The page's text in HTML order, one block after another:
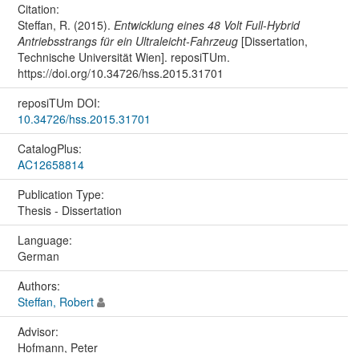
Citation:
Steffan, R. (2015). Entwicklung eines 48 Volt Full-Hybrid
Antriebsstrangs für ein Ultraleicht-Fahrzeug[Dissertation,
Technische Universität Wien]. reposiTUm.
https://doi.org/10.34726/hss.2015.31701
reposiTUm DOI:
10.34726/hss.2015.31701
CatalogPlus:
AC12658814
Publication Type:
Thesis - Dissertation
Language:
German
Authors:
Steffan, Robert
Advisor:
Hofmann, Peter